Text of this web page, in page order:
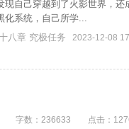
现自己穿越到了火影世界
化系统，自己所学...
八章 究极任务
2023-12-08
字数：236633 点击：